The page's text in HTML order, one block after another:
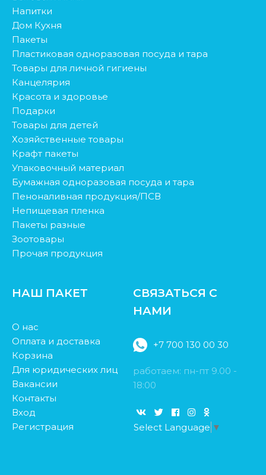
Напитки
Дом Кухня
Пакеты
Пластиковая одноразовая посуда и тара
Товары для личной гигиены
Канцелярия
Красота и здоровье
Подарки
Товары для детей
Хозяйственные товары
Крафт пакеты
Упаковочный материал
Бумажная одноразовая посуда и тара
Пеноналивная продукция/ПСВ
Непищевая пленка
Пакеты разные
Зоотовары
Прочая продукция
НАШ ПАКЕТ
О нас
Оплата и доставка
Корзина
Для юридических лиц
Вакансии
Контакты
Вход
Регистрация
СВЯЗАТЬСЯ С
НАМИ
+7 700 130 00 30
работаем: пн-пт 9.00 -
18:00
Select Language ▼